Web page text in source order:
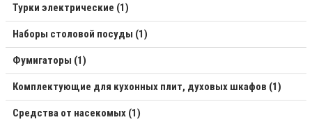
Турки электрические (1)
Наборы столовой посуды (1)
Фумигаторы (1)
Комплектующие для кухонных плит, духовых шкафов (1)
Средства от насекомых (1)